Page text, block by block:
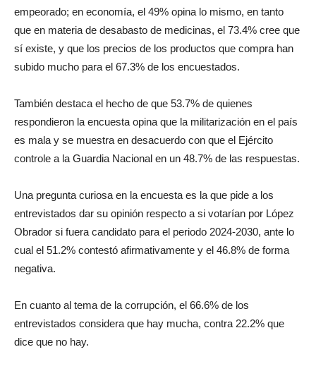
empeorado; en economía, el 49% opina lo mismo, en tanto
que en materia de desabasto de medicinas, el 73.4% cree que
sí existe, y que los precios de los productos que compra han
subido mucho para el 67.3% de los encuestados.
También destaca el hecho de que 53.7% de quienes
respondieron la encuesta opina que la militarización en el país
es mala y se muestra en desacuerdo con que el Ejército
controle a la Guardia Nacional en un 48.7% de las respuestas.
Una pregunta curiosa en la encuesta es la que pide a los
entrevistados dar su opinión respecto a si votarían por López
Obrador si fuera candidato para el periodo 2024-2030, ante lo
cual el 51.2% contestó afirmativamente y el 46.8% de forma
negativa.
En cuanto al tema de la corrupción, el 66.6% de los
entrevistados considera que hay mucha, contra 22.2% que
dice que no hay.